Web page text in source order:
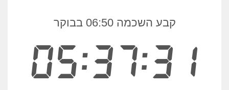
05:37:31
קבע השכמה 06:50 בבוקר